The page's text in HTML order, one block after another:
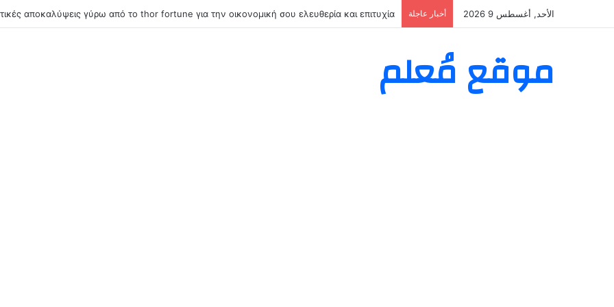
الأحد, أغسطس 9 2026 أخبار عاجلة αποκαλύψεις γύρω από το thor fortune για την οικονομική σου ελευθερία και επιτυχία
موقع مُعلم